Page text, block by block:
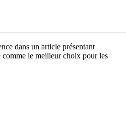
dans un article présentant
le meilleur choix pour les